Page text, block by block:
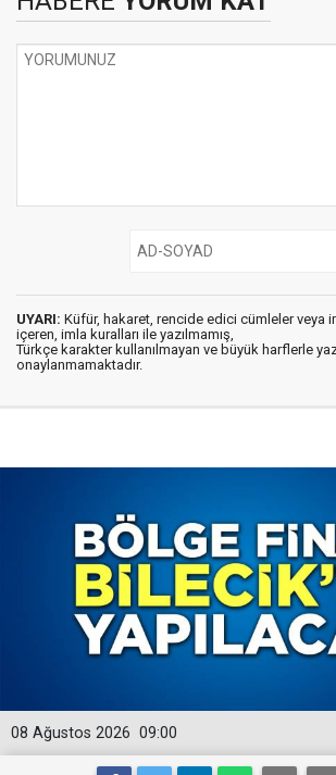
UYARI: Küfür, hakaret, rencide edici cümleler veya
içeren, imla kuralları ile yazılmamış,
Türkçe karakter kullanılmayan ve büyük harflerle
onaylanmamaktadır.
09:00
08 Ağustos 2026